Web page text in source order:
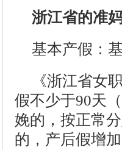
浙江省的准
基本产假：
《浙江省女
假不少于90天
娩的，按正常
的，产后假增